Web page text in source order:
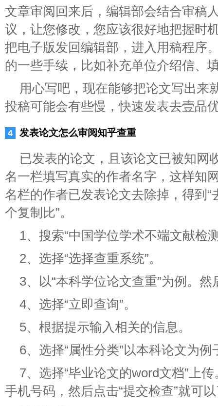
文章审阅回来后，编辑部会结合审稿
议，让您修改，您应该很好地把握时
把电子版发回编辑部，进入用稿程序
的一些手续，比如补充单位介绍信、
用心写吧，现在能够把论文写出来
投稿可能会有些慢，快速发表去壹品
发表论文怎么审阅知乎查重
已发表的论文，且该论文已被知网
名一栏填写真实的作者名字，这样知
名栏的作者已发表论文去除掉，得到
个复制比”。
1、搜索“中国学位学术不端文献检
2、选择“选择查重系统”。
3、以“本科学位论文查重”为例。然
4、选择“立即查询”。
5、根据提示输入相关的信息。
6、选择“属性分类”以本科论文为例
7、选择“毕业论文的word文档”上
手机号码，然后点击“提交检查”就可